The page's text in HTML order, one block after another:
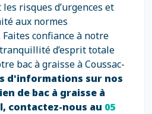
risques d’urgences et
aux normes
confiance à notre
d’esprit totale
bac à graisse à Coussac-
d'informations sur nos
de bac à graisse à
contactez-nous au 05